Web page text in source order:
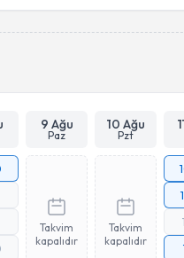
9 Ağu
Paz
10 Ağu
Pzt
Takvim
kapalıdır
Takvim
kapalıdır